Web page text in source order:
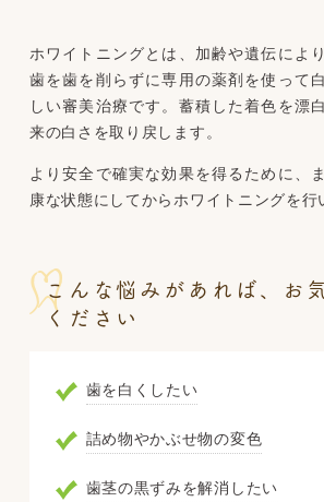
ホワイトニングとは、加齢や遺伝によ
歯を歯を削らずに専用の薬剤を使って
しい審美治療です。蓄積した着色を漂
来の白さを取り戻します。
より安全で確実な効果を得るために、
康な状態にしてからホワイトニングを行
こんな悩みがあれば、お
ください
歯を白くしたい
詰め物やかぶせ物の変色
歯茎の黒ずみを解消したい